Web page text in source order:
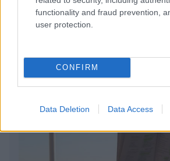
functionality and fraud prevention,
user protection.
CONFIRM
Data Deletion Data Access
των διακοπών